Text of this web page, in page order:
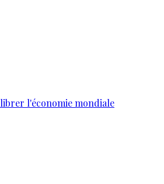
l'économie mondiale